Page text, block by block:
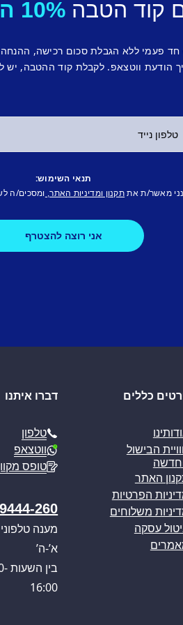
קוד הטבה 10% הנחה לרכישה ראשונה.
חד פעמי ללא הגבלת סכום רכישה,
הודעת ווטצאפ. לקבלת קוד ההטבה, יש
תנאי השימוש:
מאשר/ת את תקנון ומדיניות האתר, ומסכים/ה
כללים
הבישול
האתר
הפרטיות
משלוחים
עסקה
דברו איתנו
טלפון
ווטצאפ
טופס
260
מענה
א’-ה’
16:00